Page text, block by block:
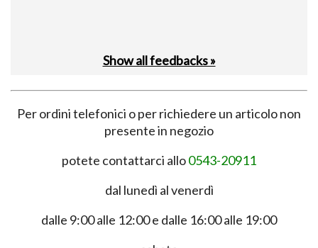
Show all feedbacks »
Per ordini telefonici o per richiedere un articolo non
presente in negozio
potete contattarci allo0543-20911
dal lunedì al venerdì
dalle 9:00 alle 12:00 e dalle 16:00 alle 19:00